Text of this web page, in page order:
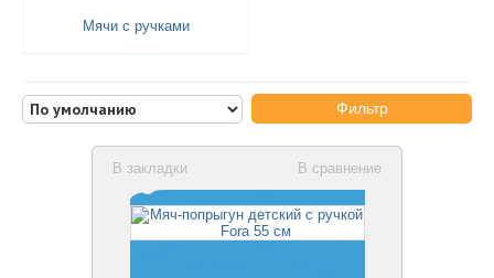
Мячи с ручками
Фильтр
В сравнение
В закладки